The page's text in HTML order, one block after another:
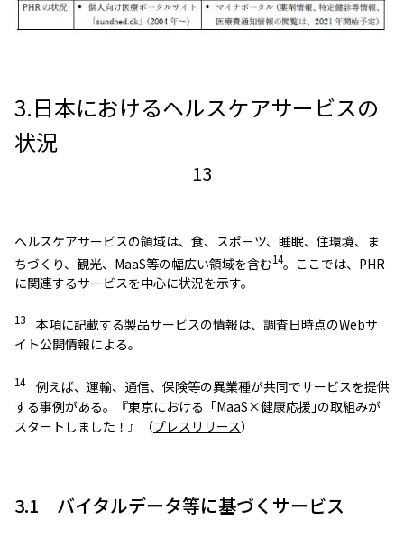
3.日本におけるヘルスケアサービスの
状況
13
ヘルスケアサービスの領域は、食、スポーツ、睡眠、住環境、ま
ちづくり、観光、MaaS等の幅広い領域を含む14。ここでは、PHR
に関連するサービスを中心に状況を示す。
13 本項に記載する製品サービスの情報は、調査日時点のWebサ
イト公開情報による。
14 例えば、運輸、通信、保険等の異業種が共同でサービスを提供
する事例がある。『東京における「MaaS×健康応援｣の取組みが
スタートしました！』（プレスリリース）
3.1 バイタルデータ等に基づくサービス